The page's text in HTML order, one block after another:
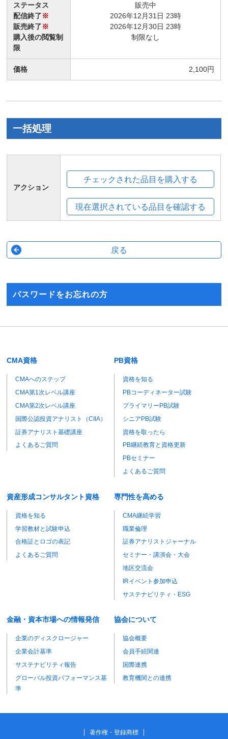
ステータス
配信終了※
販売終了※
購入後の閲覧制
限
販売中
2026年12月31日 23時
2026年12月30日 23時
制限なし
価格 2,100円
一括処理
アクション
パスワードをお忘れの方
CMA資格
CMAへのステップ
CMA第1次レベル講座
CMA第2次レベル講座
国際公認投資アナリスト（CIIA）
証券アナリスト基礎講座
よくあるご質問
PB資格
資格を知る
PBコーディネーター試験
プライマリーPB試験
シニアPB試験
資格を取ったら
PB継続教育と資格更新
PBセミナー
よくあるご質問
資産形成コンサルタント資格
資格を知る
学習教材と試験申込
合格証とロゴの表記
よくあるご質問
専門性を高める
CMA継続学習
職業倫理
証券アナリストジャーナル
セミナー・講演会・大会
地区交流会
IRイベント参加申込
サステナビリティ・ESG
金融・資本市場への情報発信
企業のディスクロージャー
企業会計基準
サステナビリティ報告
グローバル投資パフォーマンス基
準
協会について
協会概要
会員手続関連
国際連携
教育機関との連携
著作権・登録商標